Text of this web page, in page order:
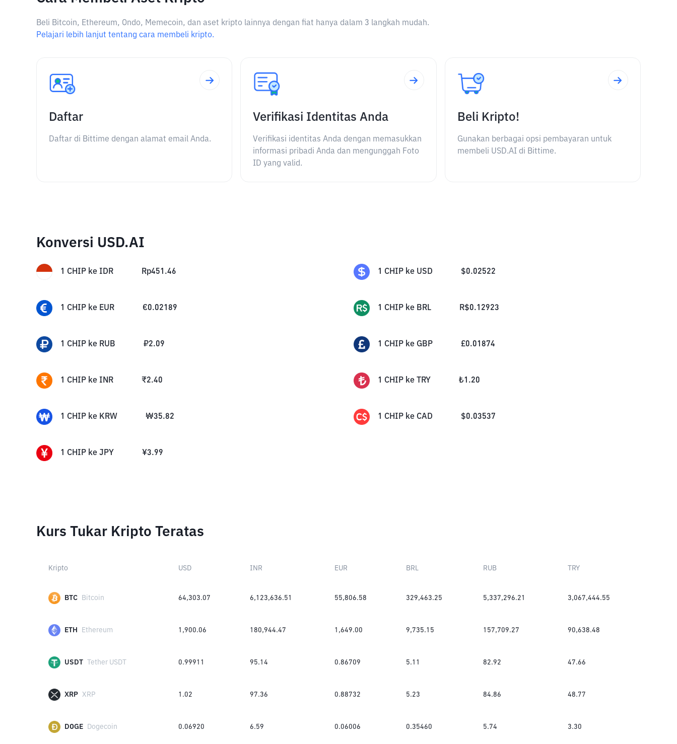
Beli Bitcoin, Ethereum, Ondo, Memecoin, dan aset kripto lainnya dengan fiat hanya dalam 3 langkah mudah.
Pelajari lebih lanjut tentang cara membeli kripto.
Daftar
Daftar di Bittime dengan alamat email Anda.
Verifikasi Identitas Anda
Verifikasi identitas Anda dengan memasukkan
informasi pribadi Anda dan mengunggah Foto
ID yang valid.
Beli Kripto!
Gunakan berbagai opsi pembayaran untuk
membeli USD.AI di Bittime.
Konversi USD.AI
1 CHIP ke IDR Rp451.46 1 CHIP ke USD $0.02522
1 CHIP ke EUR €0.02189 1 CHIP ke BRL R$0.12923
1 CHIP ke RUB ₽2.09 1 CHIP ke GBP £0.01874
1 CHIP ke INR ₹2.40 1 CHIP ke TRY ₺1.20
1 CHIP ke KRW ₩35.82 1 CHIP ke CAD $0.03537
1 CHIP ke JPY ¥3.99
Kurs Tukar Kripto Teratas
Kripto USD INR EUR BRL RUB TRY
BTC Bitcoin 64,303.07 6,123,636.51 55,806.58 329,463.25 5,337,296.21 3,067,444.55
ETH Ethereum 1,900.06 180,944.47 1,649.00 9,735.15 157,709.27 90,638.48
USDT Tether USDT 0.99911 95.14 0.86709 5.11 82.92 47.66
XRP XRP 1.02 97.36 0.88732 5.23 84.86 48.77
DOGE Dogecoin 0.06920 6.59 0.06006 0.35460 5.74 3.30